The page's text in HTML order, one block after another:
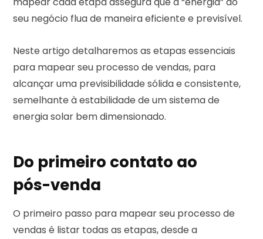
seu negócio flua de maneira eficiente e previsível.
Neste artigo detalharemos as etapas essenciais
para mapear seu processo de vendas, para
alcançar uma previsibilidade sólida e consistente,
semelhante à estabilidade de um sistema de
energia solar bem dimensionado.
Do primeiro contato ao
pós-venda
O primeiro passo para mapear seu processo de
vendas é listar todas as etapas, desde a